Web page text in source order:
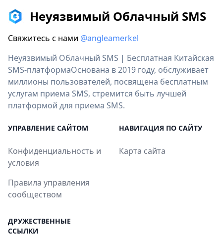
Неуязвимый Облачный SMS
Свяжитесь с нами @angleamerkel
Неуязвимый Облачный SMS | Бесплатная Китайская
SMS-платформаОснована в 2019 году, обслуживает
миллионы пользователей, посвящена бесплатным
услугам приема SMS, стремится быть лучшей
платформой для приема SMS.
УПРАВЛЕНИЕ САЙТОМ
Конфиденциальность и
условия
Правила управления
сообществом
НАВИГАЦИЯ ПО САЙТУ
Карта сайта
ДРУЖЕСТВЕННЫЕ
ССЫЛКИ